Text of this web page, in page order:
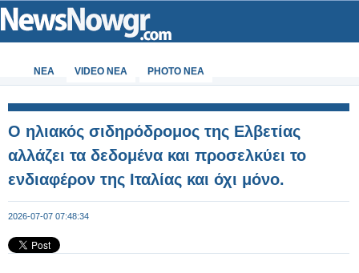
ΝΕΑ VIDEO NEA PHOTO NEA
Ο ηλιακός σιδηρόδρομος της Ελβετίας
αλλάζει τα δεδομένα και προσελκύει το
ενδιαφέρον της Ιταλίας και όχι μόνο.
2026-07-07 07:48:34